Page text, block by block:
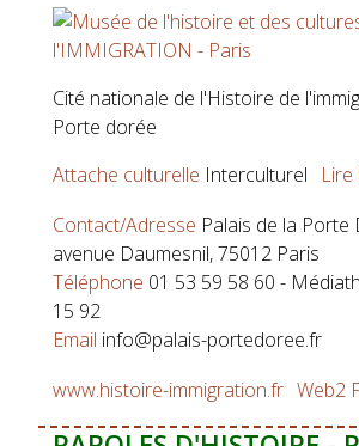
Cité nationale de l'Histoire de
Porte dorée
Attache culturelle Interculturel
Contact/Adresse Palais de la Porte
avenue Daumesnil, 75012 Paris
Téléphone 01 53 59 58 60 -
15 92
Email info@palais-portedoree.fr
www.histoire-immigration.fr Web2
Lire